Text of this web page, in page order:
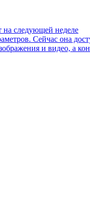
на следующей неделе
Сейчас она
и видео, а